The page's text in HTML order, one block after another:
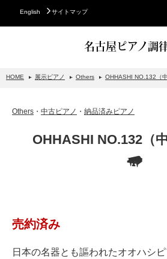
English サイトマップ
名古屋ピアノ調
グランドピアノ
ベヒシュタイングランドピアノ
ベヒシュタインアップライトピアノ
HOME 展示ピアノ Others OHHASHI NO.132（
Others ・ 中古ピアノ ・ 納品済みピアノ
OHHASHI NO.132（
売約済み
日本の名器とも謳われたオオハシ